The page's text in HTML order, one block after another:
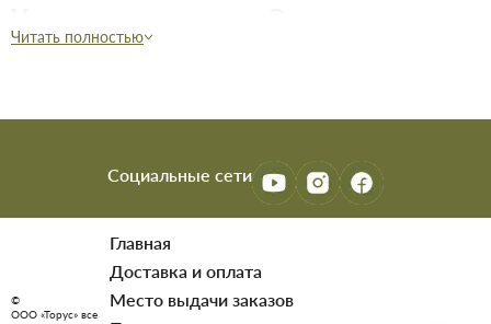
механических повреждений в процессе эксплуатации.
Правильно подобранный профиль обеспечивает
долговечность отделки и предотвращает появление
сколов на внешних стыках. Современные производители
предлагают широкий ассортимент материалов и
расцветок для реализации самых смелых дизайнерских
Читать полностью
Социальные сети
©
ООО «Торус» все
Главная
Доставка и оплата
Место выдачи заказов